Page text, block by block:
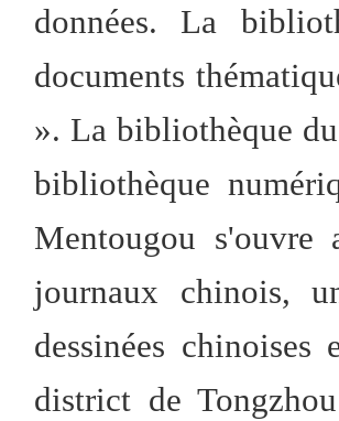
données. La
documents
». La bibliothèque
bibliothèque
Mentougou s'ouvre
journaux chinois,
dessinées
district de